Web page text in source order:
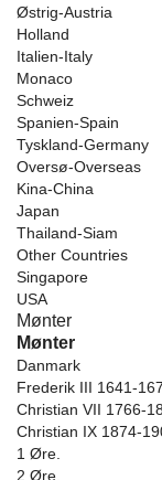
Østrig-Austria
Holland
Italien-Italy
Monaco
Schweiz
Spanien-Spain
Tyskland-Germany
Oversø-Overseas
Kina-China
Japan
Thailand-Siam
Other Countries
Singapore
USA
Mønter
Mønter
Danmark
Frederik III 1641-
Christian VII 1766-
Christian IX 1874-
1 Øre.
2 Øre.